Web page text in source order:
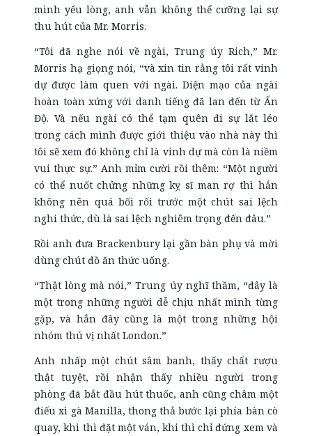
mình yếu lòng,anhvẫn không thể cưỡng lại sự
thu hút của Mr. Morris.
“Tôi đã nghe nói về ngài, Trung úy Rich,” Mr.
Morris hạ giọng nói, “và xin tin rằng tôi rất vinh
dự được làm quen với ngài. Diện mạo của ngài
hoàn toàn xứng với danh tiếng đã lan đến từ Ấn
Độ. Và nếu ngài có thể tạm quên đi sự lắt léo
trong cách mình được giới thiệu vào nhà này thì
tôi sẽ xem đó không chỉ là vinh dự mà còn là niềm
vui thực sự.” Anh mỉm cười rồi thêm: “Một người
có thể nuốt chửng những kỵ sĩ man rợ thì hẳn
không nên quá bối rối trước một chút sai lệch
nghi thức, dù là sai lệch nghiêm trọng đến đâu.”
Rồi anh đưa Brackenbury lại gần bàn phụ và mời
dùng chút đồ ăn thức uống.
“Thật lòng mà nói,” Trung úy nghĩ thầm, “đây là
một trong những người dễ chịu nhất mình từng
gặp, và hẳn đây cũng là một trong những hội
nhóm thú vị nhất London.”
Anh nhấp một chút sâm banh, thấy chất rượu
thật tuyệt, rồi nhận thấy nhiều người trong
phòng đã bắt đầu hút thuốc, anh cũng châm một
điếu xì gà Manilla, thong thả bước lại phía bàn cò
quay, khi thì đặt một ván, khi thì chỉ đứng xem và